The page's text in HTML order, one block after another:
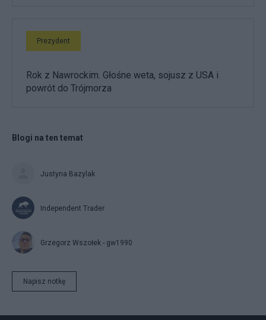
Prezydent
Rok z Nawrockim. Głośne weta, sojusz z USA i
powrót do Trójmorza
Blogi na ten temat
Justyna Bazylak
Independent Trader
Grzegorz Wszołek - gw1990
Napisz notkę